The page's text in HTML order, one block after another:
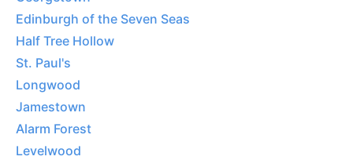
Edinburgh of the Seven Seas
Half Tree Hollow
St. Paul's
Longwood
Jamestown
Alarm Forest
Levelwood